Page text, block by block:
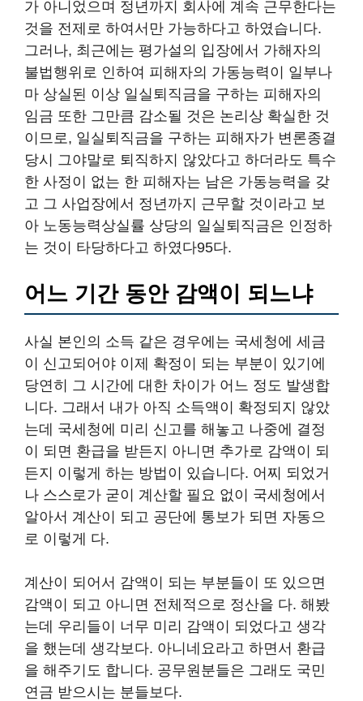
가 아니었으며 정년까지 회사에 계속 근무한다는
것을 전제로 하여서만 가능하다고 하였습니다.
그러나, 최근에는 평가설의 입장에서 가해자의
불법행위로 인하여 피해자의 가동능력이 일부나
마 상실된 이상 일실퇴직금을 구하는 피해자의
임금 또한 그만큼 감소될 것은 논리상 확실한 것
이므로, 일실퇴직금을 구하는 피해자가 변론종결
당시 그야말로 퇴직하지 않았다고 하더라도 특수
한 사정이 없는 한 피해자는 남은 가동능력을 갖
고 그 사업장에서 정년까지 근무할 것이라고 보
아 노동능력상실률 상당의 일실퇴직금은 인정하
는 것이 타당하다고 하였다95다.
어느 기간 동안 감액이 되느냐
사실 본인의 소득 같은 경우에는 국세청에 세금
이 신고되어야 이제 확정이 되는 부분이 있기에
당연히 그 시간에 대한 차이가 어느 정도 발생합
니다. 그래서 내가 아직 소득액이 확정되지 않았
는데 국세청에 미리 신고를 해놓고 나중에 결정
이 되면 환급을 받든지 아니면 추가로 감액이 되
든지 이렇게 하는 방법이 있습니다. 어찌 되었거
나 스스로가 굳이 계산할 필요 없이 국세청에서
알아서 계산이 되고 공단에 통보가 되면 자동으
로 이렇게 다.
계산이 되어서 감액이 되는 부분들이 또 있으면
감액이 되고 아니면 전체적으로 정산을 다. 해봤
는데 우리들이 너무 미리 감액이 되었다고 생각
을 했는데 생각보다. 아니네요라고 하면서 환급
을 해주기도 합니다. 공무원분들은 그래도 국민
연금 받으시는 분들보다.